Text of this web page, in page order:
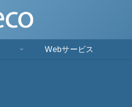
Webサービス